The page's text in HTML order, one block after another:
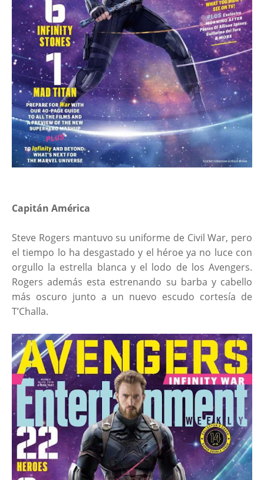
Capitán América
Steve Rogers mantuvo su uniforme de Civil War, pero
el tiempo lo ha desgastado y el héroe ya no luce con
orgullo la estrella blanca y el lodo de los Avengers.
Rogers además esta estrenando su barba y cabello
más oscuro junto a un nuevo escudo cortesía de
T’Challa.